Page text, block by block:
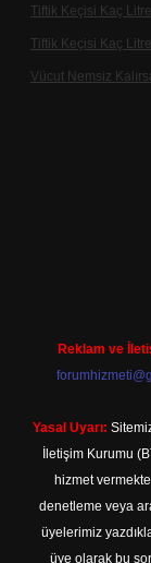
Tiftik Keçisi Kaç
Tiftik Keçisi Kaç
Vücut Nemsiz
Reklam ve
Yasal Uyarı:
İletişim Kurumu
hizmet
denetleme veya
üyelerimiz
üye olarak bu